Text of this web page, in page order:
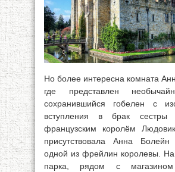
Но более интересна комната
где представлен
сохранившийся гобелен с
вступления в брак сестры
французским королём
присутствовала Анна Болейн
одной из фрейлин королевы. На
парка, рядом с магазином